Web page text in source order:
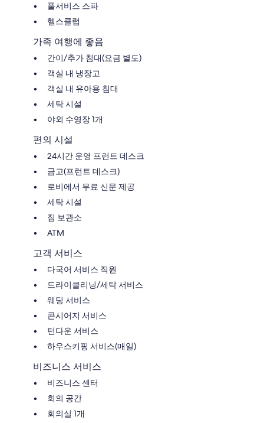
풀서비스 스파
헬스클럽
가족 여행에 좋음
간이/추가 침대(요금 별도)
객실 내 냉장고
객실 내 유아용 침대
세탁 시설
야외 수영장 1개
편의 시설
24시간 운영 프런트 데스크
금고(프런트 데스크)
로비에서 무료 신문 제공
세탁 시설
짐 보관소
ATM
고객 서비스
다국어 서비스 직원
드라이클리닝/세탁 서비스
웨딩 서비스
콘시어지 서비스
턴다운 서비스
하우스키핑 서비스(매일)
비즈니스 서비스
비즈니스 센터
회의 공간
회의실 1개